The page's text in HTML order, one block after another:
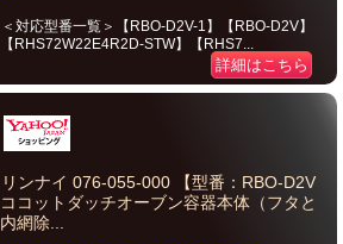
＜対応型番一覧＞【RBO-D2V-1】【RBO-D2V】
【RHS72W22E4R2D-STW】【RHS7...
詳細はこちら
リンナイ 076-055-000 【型番：RBO-D2V
ココットダッチオーブン容器本体（フタと
内網除...